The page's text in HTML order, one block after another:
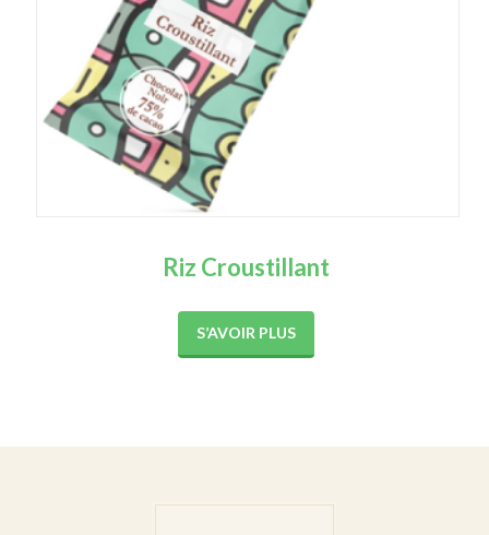
Riz Croustillant
S’AVOIR PLUS